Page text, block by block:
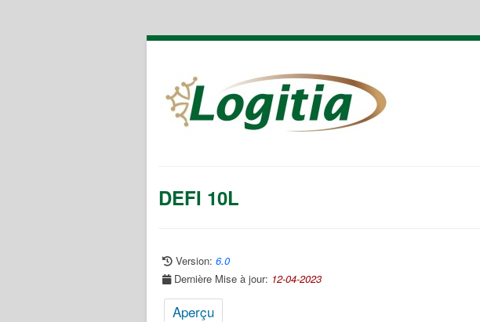
DEFI 10L
Version: 6.0
Dernière Mise à jour: 12-04-2023
Aperçu